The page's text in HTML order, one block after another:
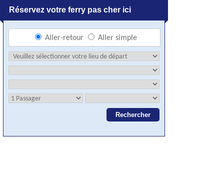
Réservez votre ferry pas cher ici
Aller-retour Aller simple